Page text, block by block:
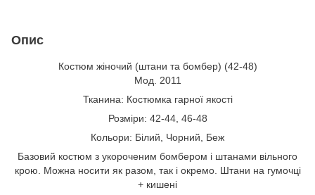
Опис
Костюм жіночий (штани та бомбер) (42-48)
Мод. 2011
Тканина: Костюмка гарної якості
Розміри: 42-44, 46-48
Кольори: Білий, Чорний, Беж
Базовий костюм з укороченим бомбером і штанами вільного
крою. Можна носити як разом, так і окремо. Штани на гумочці
+ кишені